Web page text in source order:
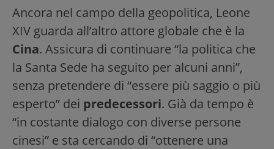
Ancora nel campo della geopolitica, Leone
XIV guarda all’altro attore globale che è la
Cina. Assicura di continuare “la politica che
la Santa Sede ha seguito per alcuni anni”,
senza pretendere di “essere più saggio o più
esperto” dei predecessori. Già da tempo è
“in costante dialogo con diverse persone
cinesi” e sta cercando di “ottenere una